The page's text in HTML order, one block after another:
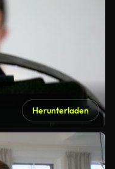
Herunterladen